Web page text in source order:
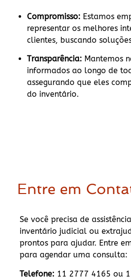
Compromisso: Estamos
representar os melhores
clientes, buscando
Transparência: Mantemos
informados ao longo de
assegurando que eles
do inventário.
Entre em
Se você precisa de
inventário judicial ou
prontos para ajudar. Entre
para agendar uma consulta:
Telefone: 11 2777 4165 ou